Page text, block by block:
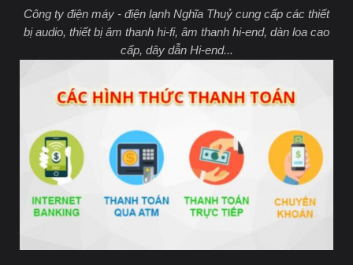
Công ty điện máy - điện lạnh Nghĩa Thuỷ cung cấp các thiết
bị audio, thiết bị âm thanh hi-fi, âm thanh hi-end, dàn loa cao
cấp, dây dẫn Hi-end...